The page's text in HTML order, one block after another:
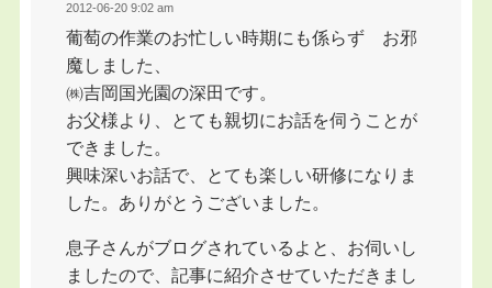
2012-06-20 9:02 am
葡萄の作業のお忙しい時期にも係らず お邪
魔しました、
㈱吉岡国光園の深田です。
お父様より、とても親切にお話を伺うことが
できました。
興味深いお話で、とても楽しい研修になりま
した。ありがとうございました。
息子さんがブログされているよと、お伺いし
ましたので、記事に紹介させていただきまし